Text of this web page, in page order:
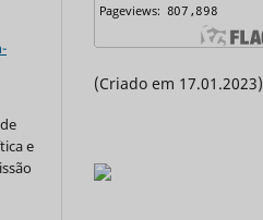
e
(Criado em 17.01.2023)